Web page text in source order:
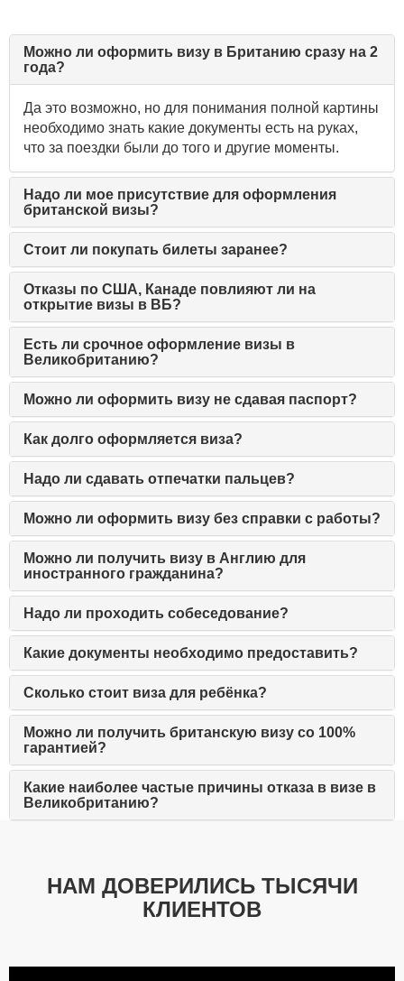
Можно ли оформить визу в Британию сразу на 2
года?
Да это возможно, но для понимания полной картины
необходимо знать какие документы есть на руках,
что за поездки были до того и другие моменты.
Надо ли мое присутствие для оформления
британской визы?
Стоит ли покупать билеты заранее?
Отказы по США, Канаде повлияют ли на
открытие визы в ВБ?
Есть ли срочное оформление визы в
Великобританию?
Можно ли оформить визу не сдавая паспорт?
Как долго оформляется виза?
Надо ли сдавать отпечатки пальцев?
Можно ли оформить визу без справки с работы?
Можно ли получить визу в Англию для
иностранного гражданина?
Надо ли проходить собеседование?
Какие документы необходимо предоставить?
Сколько стоит виза для ребёнка?
Можно ли получить британскую визу со 100%
гарантией?
Какие наиболее частые причины отказа в визе в
Великобританию?
НАМ ДОВЕРИЛИСЬ ТЫСЯЧИ
КЛИЕНТОВ